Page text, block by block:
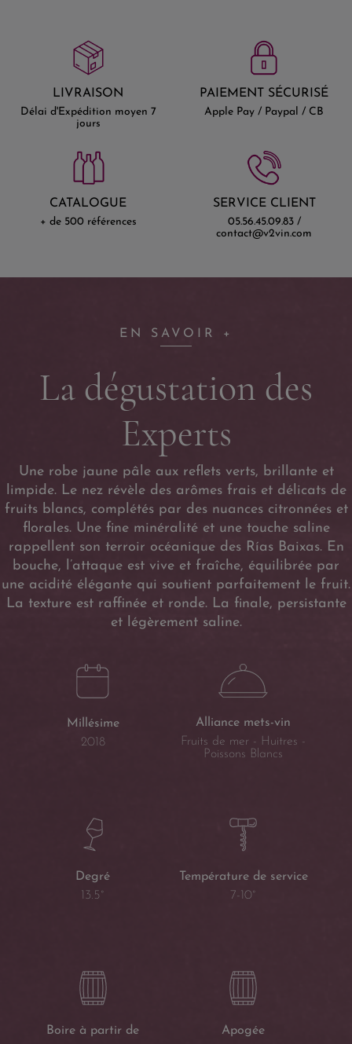
LIVRAISON
Délai d'Expédition moyen 7
jours
PAIEMENT SÉCURISÉ
Apple Pay / Paypal / CB
CATALOGUE
+ de 500 références
SERVICE CLIENT
05.56.45.09.83 /
contact@v2vin.com
EN SAVOIR +
La dégustation des
Experts
Une robe jaune pâle aux reflets verts, brillante et
limpide. Le nez révèle des arômes frais et délicats de
fruits blancs, complétés par des nuances citronnées et
florales. Une fine minéralité et une touche saline
rappellent son terroir océanique des Rías Baixas. En
bouche, l’attaque est vive et fraîche, équilibrée par
une acidité élégante qui soutient parfaitement le fruit.
La texture est raffinée et ronde. La finale, persistante
et légèrement saline.
Millésime
2018
Alliance mets-vin
Fruits de mer - Huitres -
Poissons Blancs
Degré
13.5°
Température de service
7-10°
Boire à partir de
Apogée